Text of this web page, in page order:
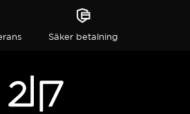
Säker betalning